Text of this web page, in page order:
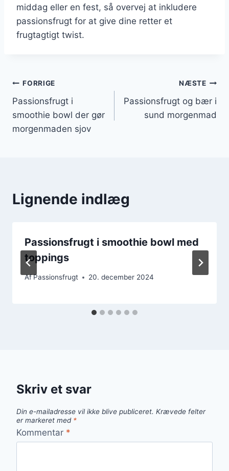
middag eller en fest, så overvej at inkludere
passionsfrugt for at give dine retter et
frugtagtigt twist.
Indlægsnavigation
FORRIGE
Passionsfrugt i
smoothie bowl der gør
morgenmaden sjov
NÆSTE
Passionsfrugt og bær i
sund morgenmad
Lignende indlæg
Passionsfrugt i smoothie bowl med
toppings
AfPassionsfrugt 20. december 2024
Skriv et svar
Din e-mailadresse vil ikke blive publiceret. Krævede felter
er markeret med *
Kommentar *